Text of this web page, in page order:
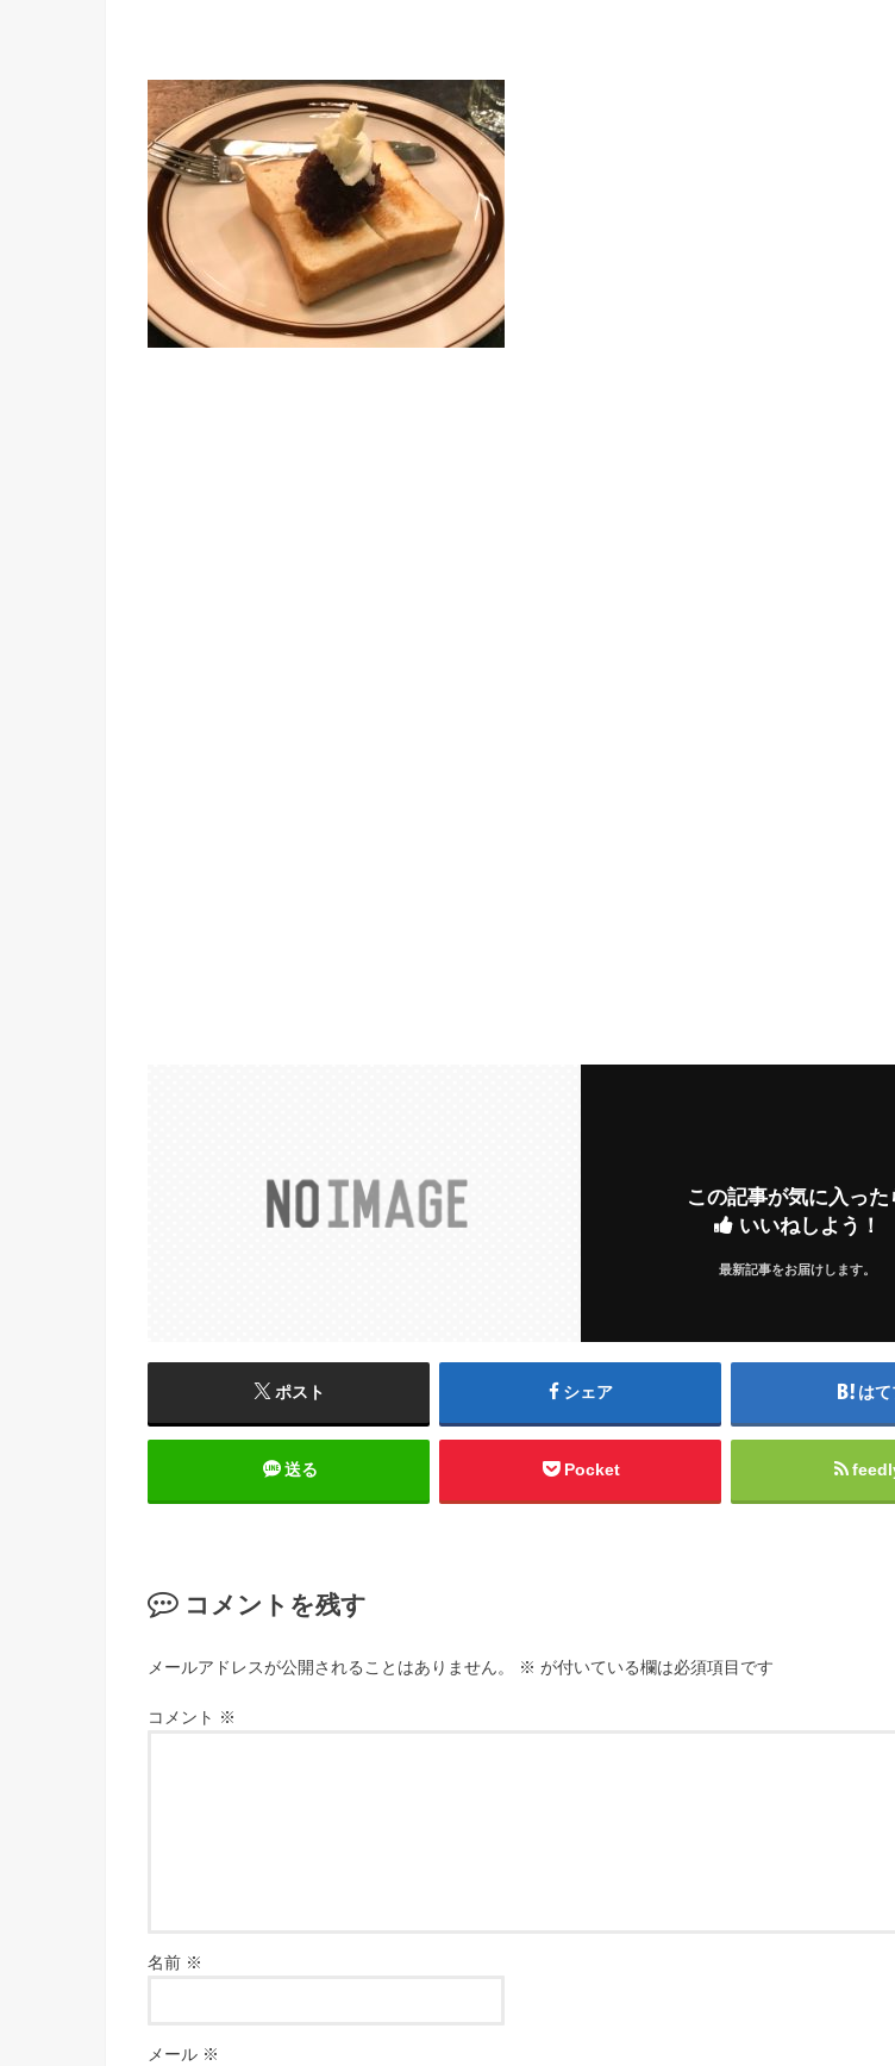
この記事が気に入った
いいねしよう！
最新記事をお届けします。
ポスト シェア はて
送る Pocket
コメントを残す
メールアドレスが公開されることはありません。 ※ が付いている欄は必須項目です
コメント ※
名前 ※
メール ※